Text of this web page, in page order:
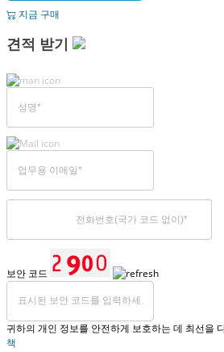
지금 구매
견적 받기
보안 코드
귀하의 개인 정보를 안전하게 보호하는 데 최선을
책